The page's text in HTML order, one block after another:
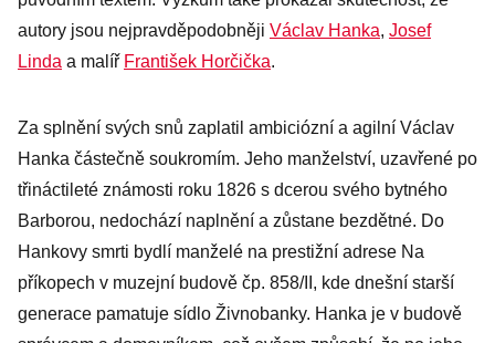
autory jsou nejpravděpodobněji Václav Hanka, Josef
Linda a malíř František Horčička.
Za splnění svých snů zaplatil ambiciózní a agilní Václav
Hanka částečně soukromím. Jeho manželství, uzavřené po
třináctileté známosti roku 1826 s dcerou svého bytného
Barborou, nedochází naplnění a zůstane bezdětné. Do
Hankovy smrti bydlí manželé na prestižní adrese Na
příkopech v muzejní budově čp. 858/II, kde dnešní starší
generace pamatuje sídlo Živnobanky. Hanka je v budově